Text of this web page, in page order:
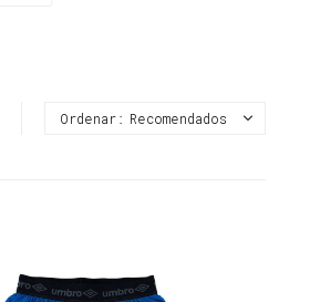
Recomendados